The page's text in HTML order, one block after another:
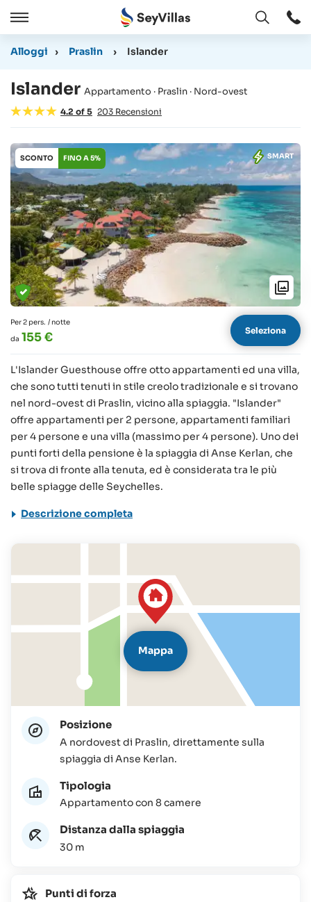
Chiudere
Aperto
Alloggi › Praslin › Islander
Islander Appartamento · Praslin · Nord-ovest
4.2 of 5 203 Recensioni
SMART
SCONTO FINO A 5%
Per 2 pers. / notte
da 155 € Seleziona
L'Islander Guesthouse offre otto appartamenti ed una villa,
che sono tutti tenuti in stile creolo tradizionale e si trovano
nel nord-ovest di Praslin, vicino alla spiaggia. "Islander"
offre appartamenti per 2 persone, appartamenti familiari
per 4 persone e una villa (massimo per 4 persone). Uno dei
punti forti della pensione è la spiaggia di Anse Kerlan, che
si trova di fronte alla tenuta, ed è considerata tra le più
belle spiagge delle Seychelles.
Descrizione completa
Mappa
Posizione
A nordovest di Praslin, direttamente sulla
spiaggia di Anse Kerlan.
Tipologia
Appartamento con 8 camere
Distanza dalla spiaggia
30 m
Punti di forza